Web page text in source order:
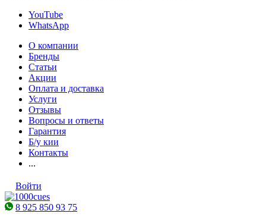
YouTube
WhatsApp
О компании
Бренды
Статьи
Акции
Оплата и доставка
Услуги
Отзывы
Вопросы и ответы
Гарантия
Б/у кии
Контакты
...
Войти
8 925 850 93 75